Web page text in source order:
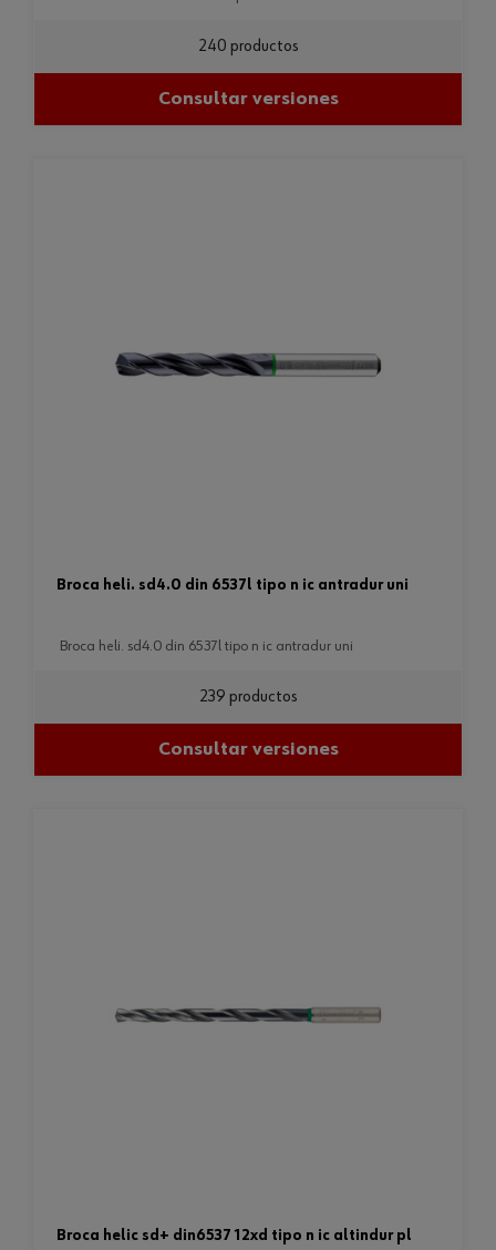
240 productos
Consultar versiones
broca heli. sd4.0 din 6537l tipo n ic antradur uni
broca heli. sd4.0 din 6537l tipo n ic antradur uni
239 productos
Consultar versiones
broca helic sd+ din6537 12xd tipo n ic altindur pl